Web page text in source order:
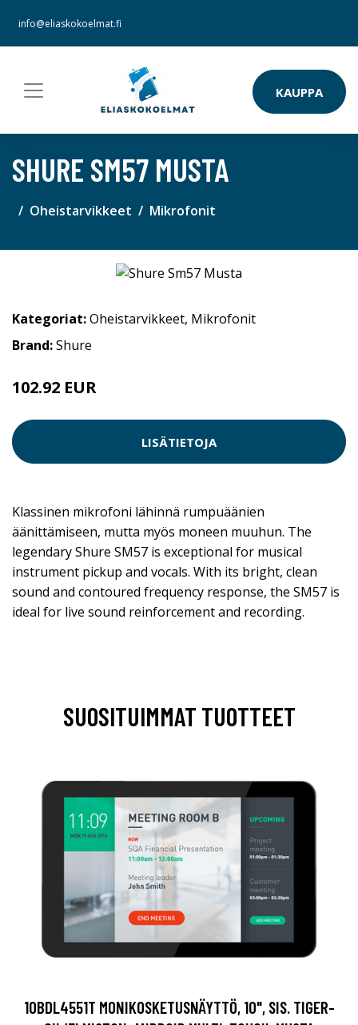
info@eliaskokoelmat.fi
KAUPPA
SHURE SM57 MUSTA
Oheistarvikkeet Mikrofonit
Kategoriat:Oheistarvikkeet, Mikrofonit
Brand:Shure
102.92 EUR
LISÄTIETOJA
Klassinen mikrofoni lähinnä rumpuäänien
äänittämiseen, mutta myös moneen muuhun. The
legendary Shure SM57 is exceptional for musical
instrument pickup and vocals. With its bright, clean
sound and contoured frequency response, the SM57 is
ideal for live sound reinforcement and recording.
SUOSITUIMMAT TUOTTEET
10BDL4551T MONIKOSKETUSNÄYTTÖ, 10", SIS. TIGER-